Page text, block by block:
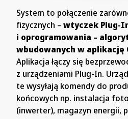
System to połączenie
fizycznych –wtyczek Plug-
i oprogramowania –
wbudowanych w aplikację
Aplikacja łączy się
z urządzeniami Plug-In.
te wysyłają komendy do
końcowych np. instalacja
(inwerter), magazyn energii,